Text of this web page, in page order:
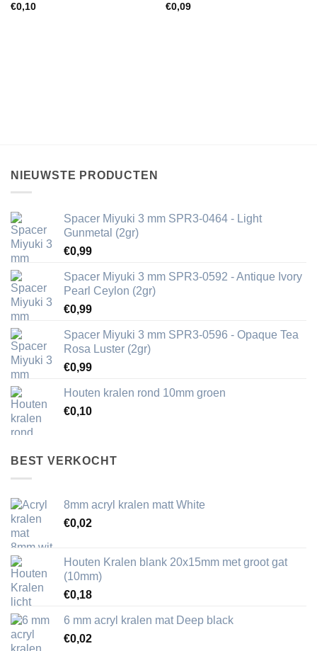
€0,10
€0,09
NIEUWSTE PRODUCTEN
Spacer Miyuki 3 mm SPR3-0464 - Light
Gunmetal (2gr)
€0,99
Spacer Miyuki 3 mm SPR3-0592 - Antique Ivory
Pearl Ceylon (2gr)
€0,99
Spacer Miyuki 3 mm SPR3-0596 - Opaque Tea
Rosa Luster (2gr)
€0,99
Houten kralen rond 10mm groen
€0,10
BEST VERKOCHT
8mm acryl kralen matt White
€0,02
Houten Kralen blank 20x15mm met groot gat
(10mm)
€0,18
6 mm acryl kralen mat Deep black
€0,02